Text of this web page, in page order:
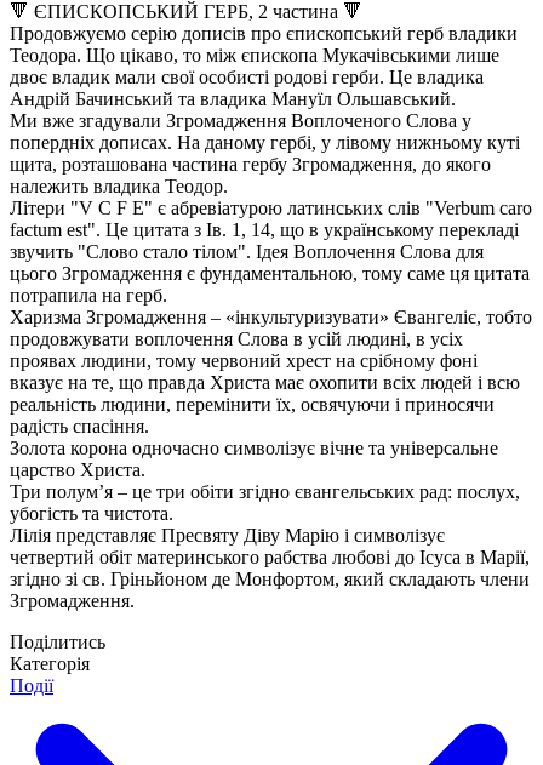
🔻 ЄПИСКОПСЬКИЙ ГЕРБ, 2 частина 🔻
Продовжуємо серію дописів про єпископський герб владики
Теодора. Що цікаво, то між єпископа Мукачівськими лише
двоє владик мали свої особисті родові герби. Це владика
Андрій Бачинський та владика Мануїл Ольшавський.
Ми вже згадували Згромадження Воплоченого Слова у
попердніх дописах. На даному гербі, у лівому нижньому куті
щита, розташована частина гербу Згромадження, до якого
належить владика Теодор.
Літери "V C F E" є абревіатурою латинських слів "Verbum caro
factum est". Це цитата з Ів. 1, 14, що в українському перекладі
звучить "Слово стало тілом". Ідея Воплочення Слова для
цього Згромадження є фундаментальною, тому саме ця цитата
потрапила на герб.
Харизма Згромадження – «інкультуризувати» Євангеліє, тобто
продовжувати воплочення Слова в усій людині, в усіх
проявах людини, тому червоний хрест на срібному фоні
вказує на те, що правда Христа має охопити всіх людей і всю
реальність людини, перемінити їх, освячуючи і приносячи
радість спасіння.
Золота корона одночасно символізує вічне та універсальне
царство Христа.
Три полум’я – це три обіти згідно євангельських рад: послух,
убогість та чистота.
Лілія представляє Пресвяту Діву Марію і символізує
четвертий обіт материнського рабства любові до Ісуса в Марії,
згідно зі св. Гріньйоном де Монфортом, який складають члени
Згромадження.
Поділитись
Категорія
Події